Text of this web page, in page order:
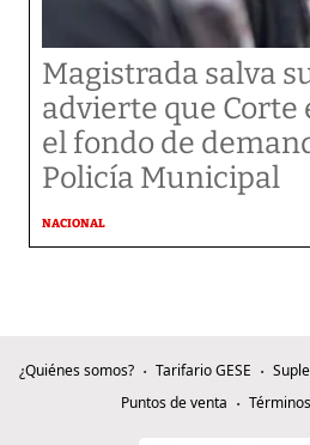
Magistrada salva
advierte que
el fondo de
Policía Municipal
NACIONAL
¿Quiénes somos? Tarifario GESE
Puntos de venta